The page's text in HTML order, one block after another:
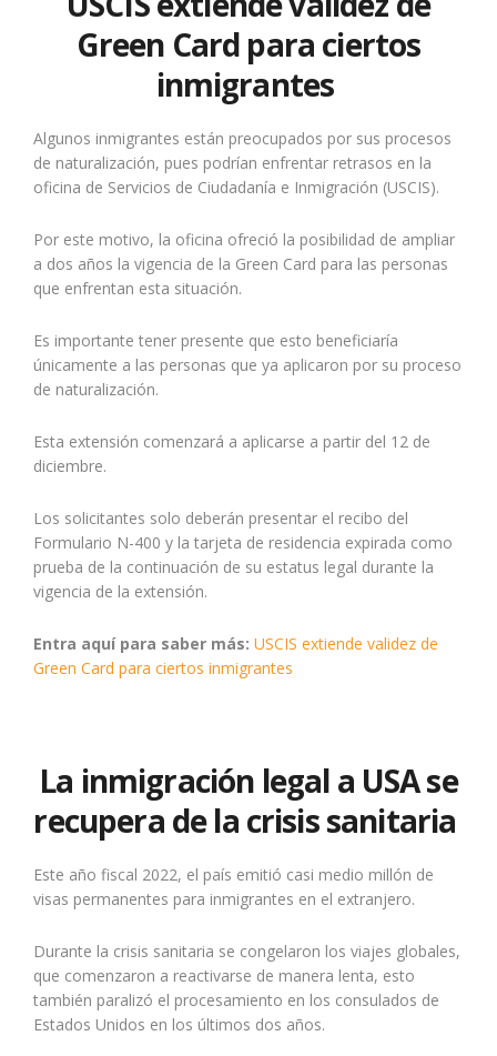
Green Card para ciertos
inmigrantes
Algunos inmigrantes están preocupados por sus procesos
de naturalización, pues podrían enfrentar retrasos en la
oficina de Servicios de Ciudadanía e Inmigración (USCIS).
Por este motivo, la oficina ofreció la posibilidad de ampliar
a dos años la vigencia de la Green Card para las personas
que enfrentan esta situación.
Es importante tener presente que esto beneficiaría
únicamente a las personas que ya aplicaron por su proceso
de naturalización.
Esta extensión comenzará a aplicarse a partir del 12 de
diciembre.
Los solicitantes solo deberán presentar el recibo del
Formulario N-400 y la tarjeta de residencia expirada como
prueba de la continuación de su estatus legal durante la
vigencia de la extensión.
Entra aquí para saber más: USCIS extiende validez de
Green Card para ciertos inmigrantes
La inmigración legal a USA se
recupera de la crisis sanitaria
Este año fiscal 2022, el país emitió casi medio millón de
visas permanentes para inmigrantes en el extranjero.
Durante la crisis sanitaria se congelaron los viajes globales,
que comenzaron a reactivarse de manera lenta, esto
también paralizó el procesamiento en los consulados de
Estados Unidos en los últimos dos años.